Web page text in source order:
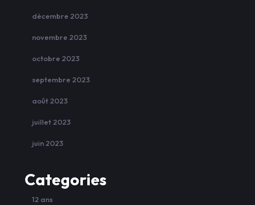
décembre 2023
novembre 2023
octobre 2023
septembre 2023
août 2023
juillet 2023
juin 2023
Categories
12 ans